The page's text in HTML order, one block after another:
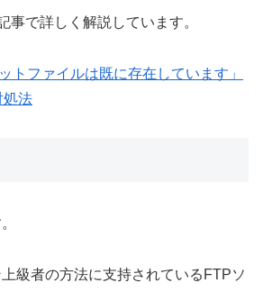
事で詳しく解説しています。
トファイルは既に存在しています」
処法
級者の方法に支持されているFTPソ